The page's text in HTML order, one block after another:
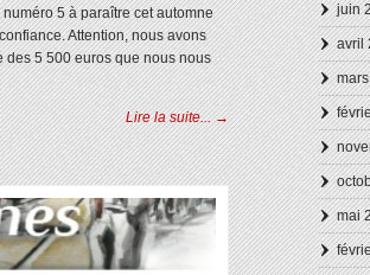
5 à paraître cet automne
Attention, nous avons
5 500 euros que nous nous
Lire la suite... →
juin
avril
mai